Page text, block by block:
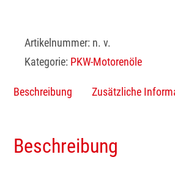
Artikelnummer: n. v.
Kategorie: PKW-Motorenöle
Beschreibung Zusätzliche
Beschreibung